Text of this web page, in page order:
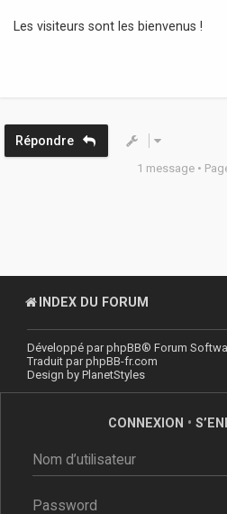
Les visiteurs sont les bienvenus !
Répondre
1 message •
INDEX DU FORUM
Développé parphpBB® Forum
Traduit parphpBB-fr.com
Design by PlanetStyles
CONNEXION •